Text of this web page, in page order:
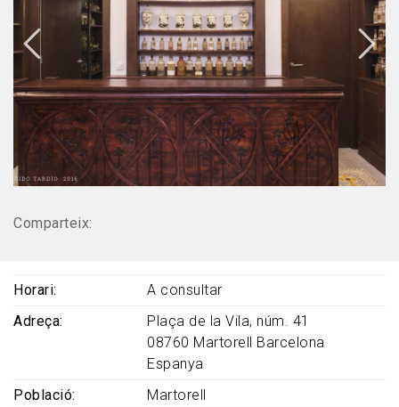
Comparteix:
Horari
A consultar
Adreça
Plaça de la Vila, núm. 41
08760 Martorell
Barcelona
Espanya
Població
Martorell